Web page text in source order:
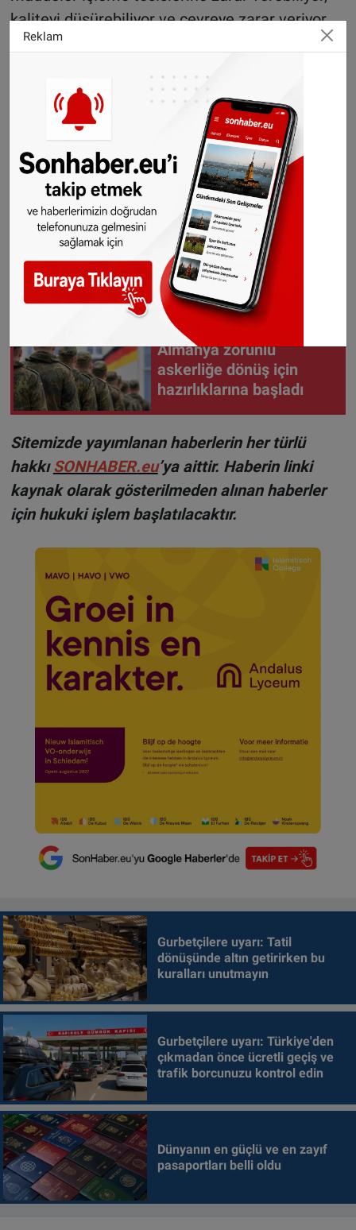
kaliteyi düşürebiliyor ve çevreye zarar veriyor.
Yeni düzenlemede biyolojik çöp kutularında en
fazla yüzde 1 oranında yabancı maddeye izin
verilecek.
©Sonhaber.eu
Haberlerimizi İnstagram hesabımızdan da takip
edebilirsiniz.
WhatsAppta ücretsiz bültenimize abone olun,
Hollanda ve diğer Avrupa ülkeleri gündeminden
seçtiğimiz haberler her gün telefonunuza
gelsin!
Abone olmak için tıklayın
Almanya zorunlu
askerliğe dönüş için
hazırlıklarına başladı
Sitemizde yayımlanan haberlerin her türlü
hakkıSONHABER.eu’ya aittir. Haberin linki
kaynak olarak gösterilmeden alınan haberler
için hukuki işlem başlatılacaktır.
Gurbetçilere uyarı: Tatil
dönüşünde altın getirirken bu
kuralları unutmayın
Gurbetçilere uyarı: Türkiye'den
çıkmadan önce ücretli geçiş ve
trafik borcunuzu kontrol edin
Dünyanın en güçlü ve en zayıf
pasaportları belli oldu
Reklam